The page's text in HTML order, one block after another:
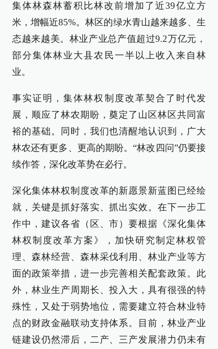
集体林森林蓄积比林改前增加了近39亿立方
米，增幅近85%。林区的绿水青山越来越多、生
态越来越美。林业产业总产值超过9.2万亿元，
部分集体林业大县农民一半以上收入来自林
业。
事实证明，集体林权制度改革契合了时代发
展，顺应了林农期盼，奠定了山区林区共同富
裕的基础。同时，我们也清醒地认识到，广大
林农还有更多、更高的期盼。“林改四问”仍要接
续作答，深化改革势在必行。
深化集体林权制度改革的新愿景新蓝图已经绘
就，关键是抓好落实、抓出实效。在下一步工
作中，建议各省（区、市）要根据《深化集体
林权制度改革方案》，加快研究制定林权管
理、森林经营、森林采伐利用、林业产业等方
面的政策举措，进一步完善相关配套政策。此
外，林业生产周期长、投入大，具有很强的特
殊性，又处于弱势地位，需要建立符合林业特
点的财政金融联动支持体系。目前，林业产业
链建设仍然滞后，二产、三产发展潜力仍未有